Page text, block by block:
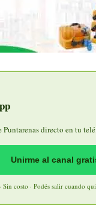
directo en tu
Unirme al canal
Sin costo · Podés salir cuando